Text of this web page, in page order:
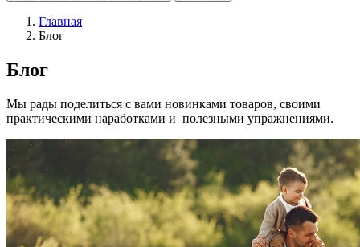
Главная
Блог
Блог
Мы рады поделиться с вами новинками товаров, своими
практическими наработками и полезными упражнениями.